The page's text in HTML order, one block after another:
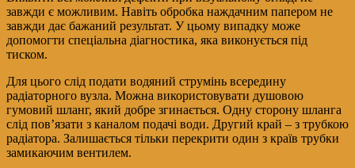
завжди є можливим. Навіть обробка наждачним папером не
завжди дає бажаний результат. У цьому випадку може
допомогти спеціальна діагностика, яка виконується під
тиском.
Для цього слід подати водяний струмінь всередину
радіаторного вузла. Можна використовувати душовою
гумовий шланг, який добре згинається. Одну сторону шланга
слід пов’язати з каналом подачі води. Другий край – з трубкою
радіатора. Залишається тільки перекрити один з країв трубки
замикаючим вентилем.